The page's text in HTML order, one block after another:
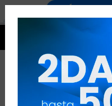
EL TOUR
VER